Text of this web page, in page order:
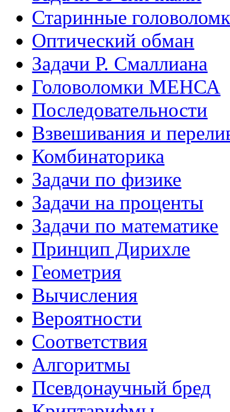
Старинные
Оптический обман
Задачи Р. Смаллиана
Головоломки МЕНСА
Последовательности
Взвешивания и
Комбинаторика
Задачи по физике
Задачи на проценты
Задачи по математике
Принцип Дирихле
Геометрия
Вычисления
Вероятности
Соответствия
Алгоритмы
Псевдонаучный бред